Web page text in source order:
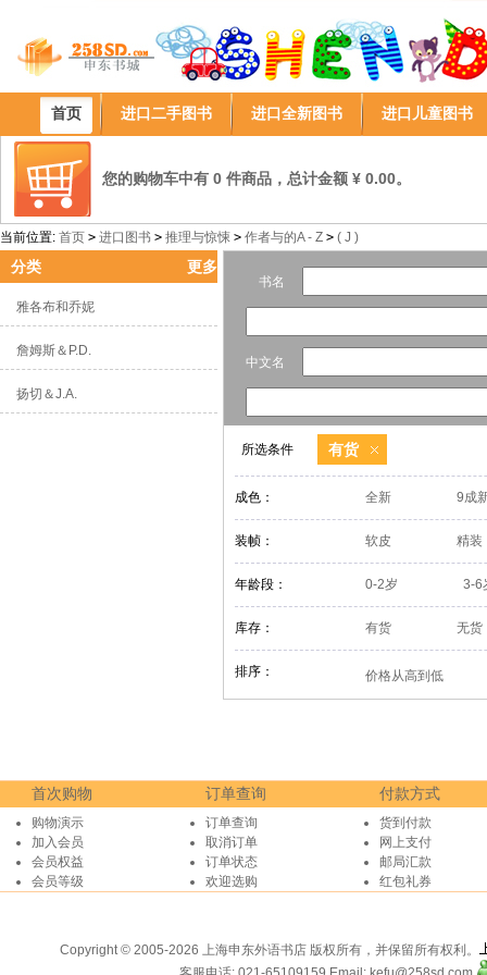
首页 进口二手图书 进口全新图书 进口儿童图书
您的购物车中有 0 件商品，总计金额 ¥ 0.00。
当前位置: 首页 > 进口图书 > 推理与惊悚 > 作者与的A - Z > ( J )
分类 更多
雅各布和乔妮
詹姆斯＆P.D.
扬切＆J.A.
书名
中文名
所选条件 有货
成色： 全新 9成
装帧： 软皮 精装
年龄段： 0-2岁 3-6
库存： 有货 无货
排序： 价格从高到低
首次购物
购物演示
加入会员
会员权益
会员等级
订单查询
订单查询
取消订单
订单状态
欢迎选购
付款方式
货到付款
网上支付
邮局汇款
红包礼券
Copyright © 2005-2026 上海申东外语书店 版权所有，并保留所有权利。